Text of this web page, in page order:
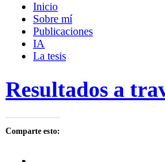
campo
búsqueda
Inicio
Sobre mí­
Publicaciones
IA
La tesis
Resultados a
Comparte esto: